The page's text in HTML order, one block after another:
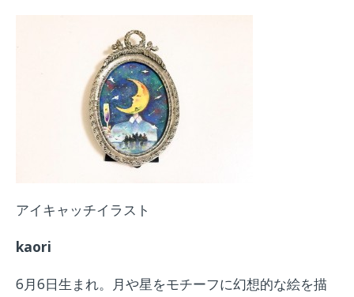
アイキャッチイラスト
kaori
6月6日生まれ。月や星をモチーフに幻想的な絵を描